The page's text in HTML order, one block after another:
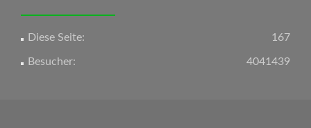
167
Diese Seite:
4041439
Besucher: